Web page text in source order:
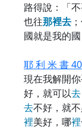
路得說：「
也往那裡去
國就是我的
耶 利 米 書
現在我解開
好，就可以去
去不好，就
裡美好，哪裡